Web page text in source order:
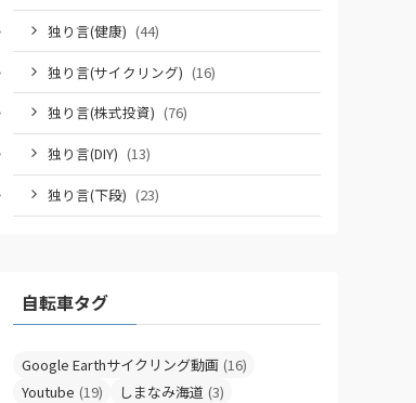
独り言(健康) (44)
独り言(サイクリング) (16)
独り言(株式投資) (76)
独り言(DIY) (13)
独り言(下段) (23)
自転車タグ
Google Earthサイクリング動画 (16)
Youtube (19) しまなみ海道 (3)